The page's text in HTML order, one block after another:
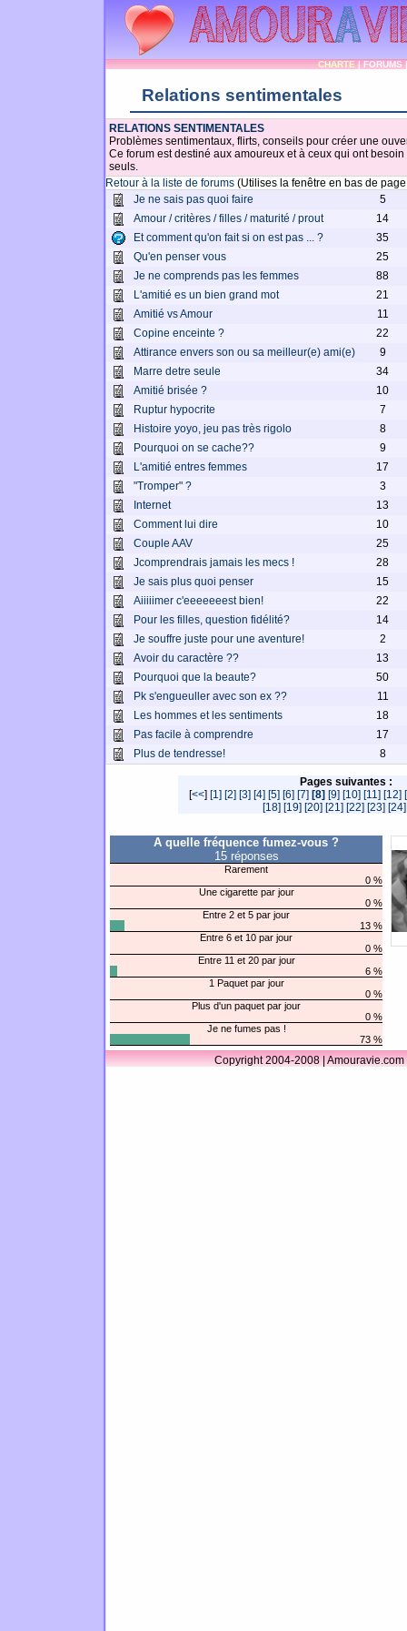
CHARTE|FORUMS
Relations sentimentales
RELATIONS SENTIMENTALES
Problèmes sentimentaux, flirts, conseils pour créer une
Ce forum est destiné aux amoureux et à ceux qui ont
seuls.
Retour à la liste de forums (Utilises la fenêtre en bas de
Je ne sais pas quoi faire
5
Amour / critères / filles / maturité / prout
14
Et comment qu'on fait si on est pas ... ?
35
Qu'en penser vous
25
Je ne comprends pas les femmes
88
L'amitié es un bien grand mot
21
Amitié vs Amour
11
Copine enceinte ?
22
Attirance envers son ou sa meilleur(e) ami(e)
9
Marre detre seule
34
Amitié brisée ?
10
Ruptur hypocrite
7
Histoire yoyo, jeu pas très rigolo
8
Pourquoi on se cache??
9
L'amitié entres femmes
17
"Tromper" ?
3
Internet
13
Comment lui dire
10
Couple AAV
25
Jcomprendrais jamais les mecs !
28
Je sais plus quoi penser
15
Aiiiiimer c'eeeeeeest bien!
22
Pour les filles, question fidélité?
14
Je souffre juste pour une aventure!
2
Avoir du caractère ??
13
Pourquoi que la beaute?
50
Pk s'engueuller avec son ex ??
11
Les hommes et les sentiments
18
Pas facile à comprendre
17
Plus de tendresse!
8
Pages suivantes :
[<<] [1] [2] [3] [4] [5] [6] [7] [8] [9] [10] [11] [12]
[18] [19] [20] [21] [22] [23] [24]
A quelle fréquence fumez-vous ?
15 réponses
Rarement
0 %
Une cigarette par jour
0 %
Entre 2 et 5 par jour
13 %
Entre 6 et 10 par jour
0 %
Entre 11 et 20 par jour
6 %
1 Paquet par jour
0 %
Plus d'un paquet par jour
0 %
Je ne fumes pas !
73 %
Copyright 2004-2008 |